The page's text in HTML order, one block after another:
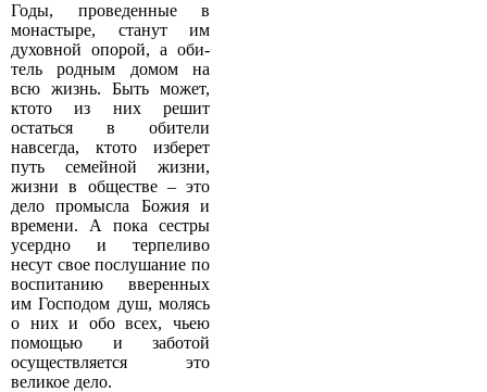
Годы, проведенные в
монастыре, станут им
духовной опорой, а оби­
тель родным домом на
всю жизнь. Быть может,
кто­то из них решит
остаться в обители
навсегда, кто­то изберет
путь семейной жизни,
жизни в обществе – это
дело промысла Божия и
времени. А пока сестры
усердно и терпеливо
несут свое послушание по
воспитанию вверенных
им Господом душ, молясь
о них и обо всех, чьею
помощью и заботой
осуществляется это
великое дело.